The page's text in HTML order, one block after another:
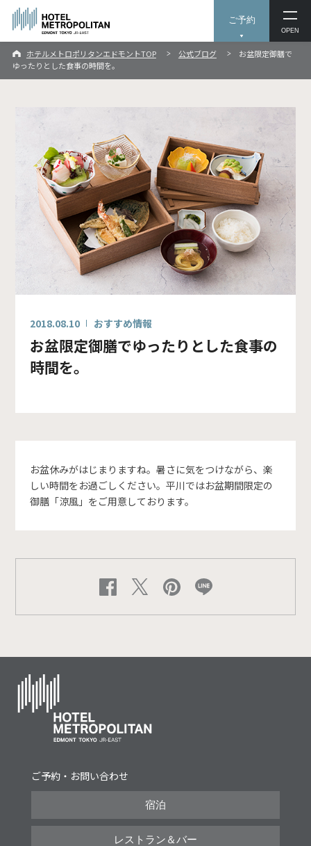
ご予約
OPEN
ホテルメトロポリタンエドモントTOP 公式ブログ
お盆限定御膳で
ゆったりとした食事の時間を。
2018.08.10 おすすめ情報
お盆限定御膳でゆったりとした食事の
時間を。
お盆休みがはじまりますね。暑さに気をつけながら、楽
しい時間をお過ごしください。平川ではお盆期間限定の
御膳「涼風」をご用意しております。
ご予約・お問い合わせ
宿泊
レストラン＆バー